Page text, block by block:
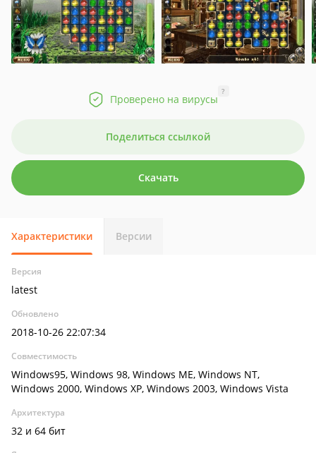
Проверено на вирусы
?
Поделиться ссылкой
Скачать
Характеристики Версии
Версия
latest
Обновлено
2018-10-26 22:07:34
Совместимость
Windows95, Windows 98, Windows ME, Windows NT,
Windows 2000, Windows XP, Windows 2003, Windows Vista
Архитектура
32 и 64 бит